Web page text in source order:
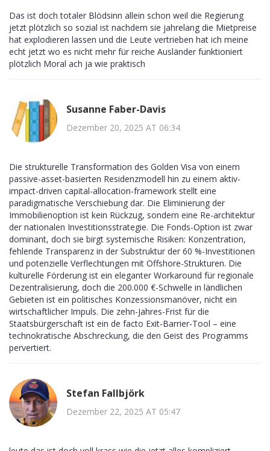
Das ist doch totaler Blödsinn allein schon weil die Regierung
jetzt plötzlich so sozial ist nachdem sie jahrelang die Mietpreise
hat explodieren lassen und die Leute vertrieben hat ich meine
echt jetzt wo es nicht mehr für reiche Ausländer funktioniert
plötzlich Moral ach ja wie praktisch
Susanne Faber-Davis
Dezember 20, 2025 AT 06:34
Die strukturelle Transformation des Golden Visa von einem
passive-asset-basierten Residenzmodell hin zu einem aktiv-
impact-driven capital-allocation-framework stellt eine
paradigmatische Verschiebung dar. Die Eliminierung der
Immobilienoption ist kein Rückzug, sondern eine Re-architektur
der nationalen Investitionsstrategie. Die Fonds-Option ist zwar
dominant, doch sie birgt systemische Risiken: Konzentration,
fehlende Transparenz in der Substruktur der 60 %-Investitionen
und potenzielle Verflechtungen mit Offshore-Strukturen. Die
kulturelle Förderung ist ein eleganter Workaround für regionale
Dezentralisierung, doch die 200.000 €-Schwelle in ländlichen
Gebieten ist ein politisches Konzessionsmanöver, nicht ein
wirtschaftlicher Impuls. Die zehn-Jahres-Frist für die
Staatsbürgerschaft ist ein de facto Exit-Barrier-Tool – eine
technokratische Abschreckung, die den Geist des Programms
pervertiert.
Stefan Fallbjörk
Dezember 22, 2025 AT 05:47